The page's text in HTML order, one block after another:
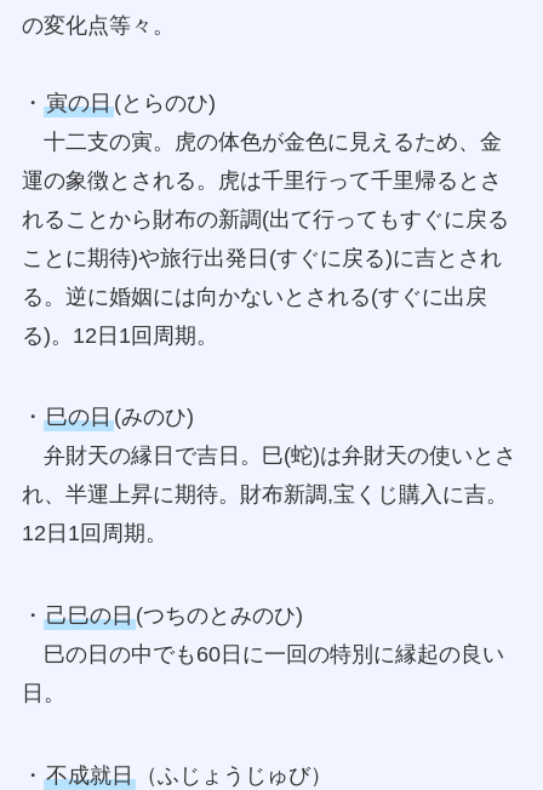
の変化点等々。
・ 寅の日(とらのひ)
十二支の寅。虎の体色が金色に見えるため、金
運の象徴とされる。虎は千里行って千里帰るとさ
れることから財布の新調(出て行ってもすぐに戻る
ことに期待)や旅行出発日(すぐに戻る)に吉とされ
る。逆に婚姻には向かないとされる(すぐに出戻
る)。12日1回周期。
・ 巳の日(みのひ)
弁財天の縁日で吉日。巳(蛇)は弁財天の使いとさ
れ、半運上昇に期待。財布新調,宝くじ購入に吉。
12日1回周期。
・ 己巳の日(つちのとみのひ)
巳の日の中でも60日に一回の特別に縁起の良い
日。
・ 不成就日（ふじょうじゅび）